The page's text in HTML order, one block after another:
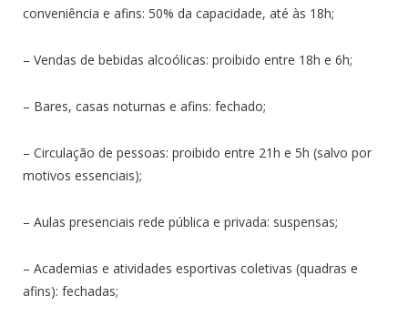
conveniência e afins: 50% da capacidade, até às 18h;
– Vendas de bebidas alcoólicas: proibido entre 18h e 6h;
– Bares, casas noturnas e afins: fechado;
– Circulação de pessoas: proibido entre 21h e 5h (salvo por
motivos essenciais);
– Aulas presenciais rede pública e privada: suspensas;
– Academias e atividades esportivas coletivas (quadras e
afins): fechadas;